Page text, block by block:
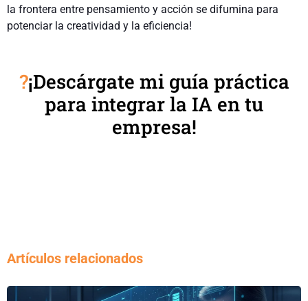
la frontera entre pensamiento y acción se difumina para
potenciar la creatividad y la eficiencia!
?¡Descárgate mi guía práctica
para integrar la IA en tu
empresa!
Artículos relacionados